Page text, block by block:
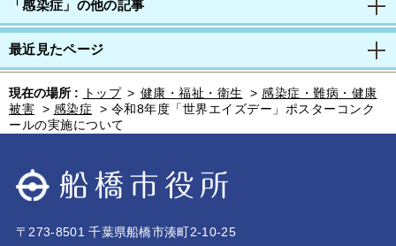
「感染症」の他の記事
最近見たページ
現在の場所 : トップ > 健康・福祉・衛生 > 感染症・難病・健康
被害 > 感染症 > 令和8年度「世界エイズデー」ポスターコンク
ールの実施について
〒273-8501 千葉県船橋市湊町2-10-25